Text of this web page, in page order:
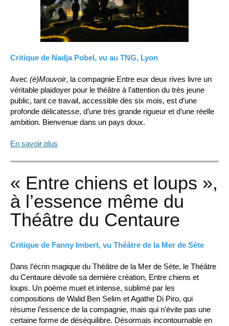
Critique de Nadja Pobel, vu au TNG, Lyon
Avec (é)Mouvoir, la compagnie Entre eux deux rives livre un
véritable plaidoyer pour le théâtre à l’attention du très jeune
public, tant ce travail, accessible dès six mois, est d’une
profonde délicatesse, d’une très grande rigueur et d’une réelle
ambition. Bienvenue dans un pays doux.
En savoir plus
« Entre chiens et loups »,
à l’essence même du
Théâtre du Centaure
Critique de Fanny Imbert, vu Théâtre de la Mer de Sète
Dans l’écrin magique du Théâtre de la Mer de Sète, le Théâtre
du Centaure dévoile sa dernière création, Entre chiens et
loups. Un poème muet et intense, sublimé par les
compositions de Walid Ben Selim et Agathe Di Piro, qui
résume l’essence de la compagnie, mais qui n’évite pas une
certaine forme de déséquilibre. Désormais incontournable en